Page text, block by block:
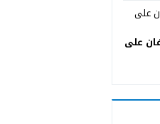
على